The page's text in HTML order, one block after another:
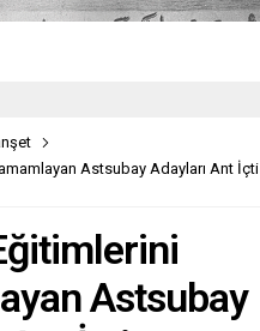
Astsubay Adayları Ant İçti
Astsubay